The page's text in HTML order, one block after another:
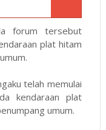
forum tersebut
plat hitam
telah memulai
kendaraan plat
umum.